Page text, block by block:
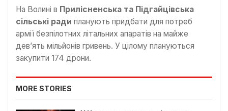
На Волині в Прилісненська та Підгайцівська
сільські ради планують придбати для потреб
армії безпілотних літальних апаратів на майже
дев’ять мільйонів гривень. У цілому плануються
закупити 174 дрони.
MORE STORIES